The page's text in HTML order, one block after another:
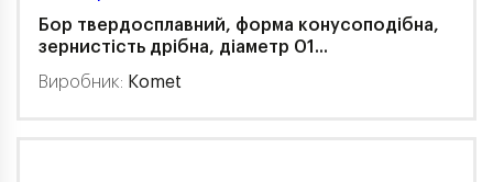
Бор твердосплавний, форма конусоподібна,
зернистість дрібна, діаметр 01...
Виробник: Komet